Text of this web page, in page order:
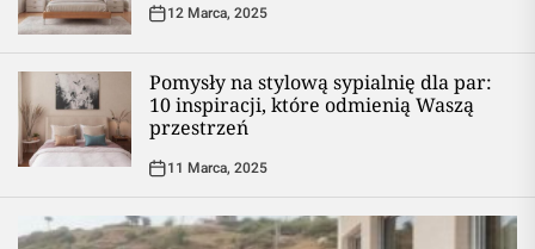
12 Marca, 2025
Pomysły na stylową sypialnię dla par:
10 inspiracji, które odmienią Waszą
przestrzeń
11 Marca, 2025